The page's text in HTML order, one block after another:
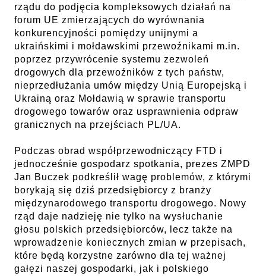
rządu do podjęcia kompleksowych działań na
forum UE zmierzających do wyrównania
konkurencyjności pomiędzy unijnymi a
ukraińskimi i mołdawskimi przewoźnikami m.in.
poprzez przywrócenie systemu zezwoleń
drogowych dla przewoźników z tych państw,
nieprzedłużania umów między Unią Europejską i
Ukrainą oraz Mołdawią w sprawie transportu
drogowego towarów oraz usprawnienia odpraw
granicznych na przejściach PL/UA.
Podczas obrad współprzewodniczący FTD i
jednocześnie gospodarz spotkania, prezes ZMPD
Jan Buczek podkreślił wagę problemów, z którymi
borykają się dziś przedsiębiorcy z branży
międzynarodowego transportu drogowego. Nowy
rząd daje nadzieję nie tylko na wysłuchanie
głosu polskich przedsiębiorców, lecz także na
wprowadzenie koniecznych zmian w przepisach,
które będą korzystne zarówno dla tej ważnej
gałęzi naszej gospodarki, jak i polskiego